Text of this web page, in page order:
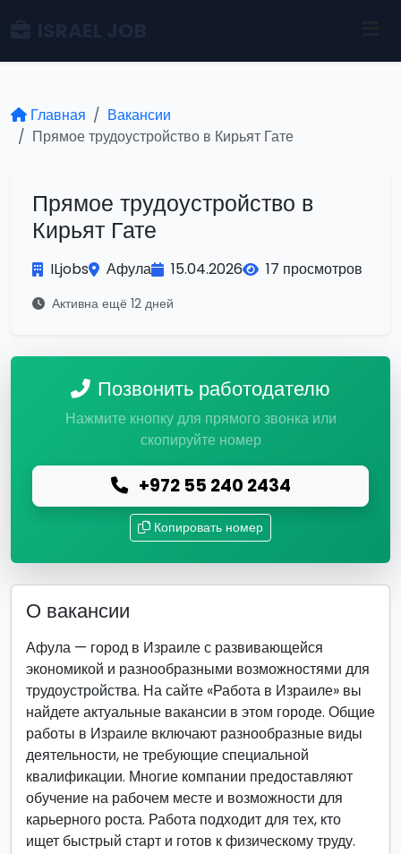
Главная
Вакансии
Прямое трудоустройство в Кирьят Гате
Прямое трудоустройство в
Кирьят Гате
ILjobs Афула 15.04.2026 17 просмотров
Активна ещё 12 дней
Позвонить работодателю
Нажмите кнопку для прямого звонка или
скопируйте номер
+972 55 240 2434
Копировать номер
О вакансии
Афула — город в Израиле с развивающейся
экономикой и разнообразными возможностями для
трудоустройства. На сайте «Работа в Израиле» вы
найдете актуальные вакансии в этом городе. Общие
работы в Израиле включают разнообразные виды
деятельности, не требующие специальной
квалификации. Многие компании предоставляют
обучение на рабочем месте и возможности для
карьерного роста. Работа подходит для тех, кто
ищет быстрый старт и готов к физическому труду.